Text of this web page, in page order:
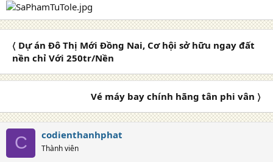
〈 Dự án Đô Thị Mới Đồng Nai, Cơ hội sở hữu ngay đất
nền chỉ Với 250tr/Nền
Vé máy bay chính hãng tân phi vân 〉
C codienthanhphat
Thành viên